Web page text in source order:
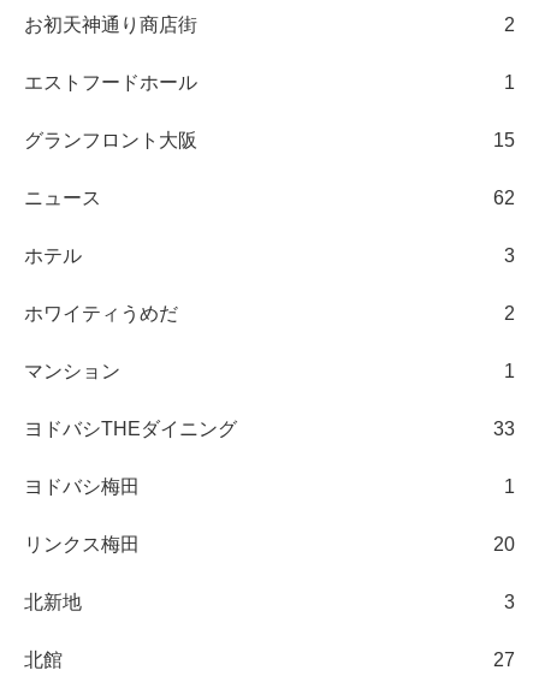
お初天神通り商店街 2
エストフードホール 1
グランフロント大阪 15
ニュース 62
ホテル 3
ホワイティうめだ 2
マンション 1
ヨドバシTHEダイニング 33
ヨドバシ梅田 1
リンクス梅田 20
北新地 3
北館 27